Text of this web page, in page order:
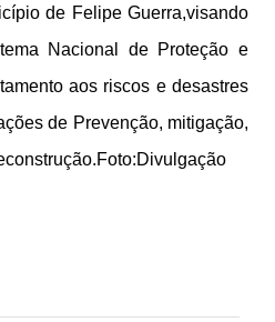
de Felipe Guerra,visando
Nacional de Proteção e
aos riscos e desastres
de Prevenção, mitigação,